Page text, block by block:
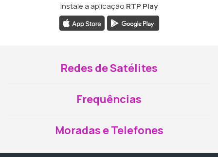
Instale a aplicação RTP Play
Redes de Satélites
Frequências
Moradas e Telefones